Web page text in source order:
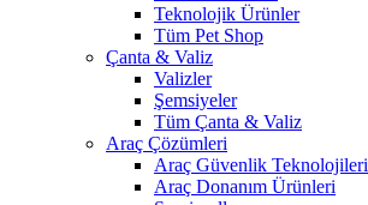
Teknolojik Ürünler
Tüm Pet Shop
Çanta & Valiz
Valizler
Şemsiyeler
Tüm Çanta & Valiz
Araç Çözümleri
Araç Güvenlik Teknolojileri
Araç Donanım Ürünleri